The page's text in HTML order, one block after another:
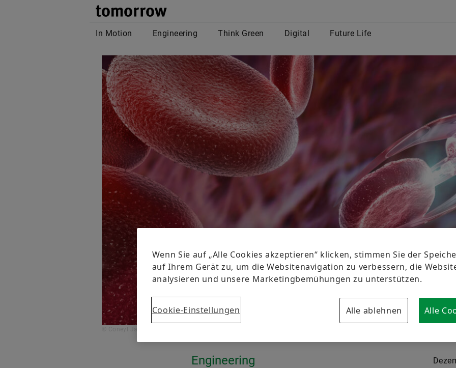
tomorrow
In Motion Engineering Think Green Digital Future Life
Engineering
Wenn Sie auf „Alle Cookies akzeptieren“ klicken, stimmen Sie der
auf Ihrem Gerät zu, um die Websitenavigation zu verbessern, die
analysieren und unsere Marketingbemühungen zu unterstützen.
Cookie-Einstellungen Alle ablehnen Alle